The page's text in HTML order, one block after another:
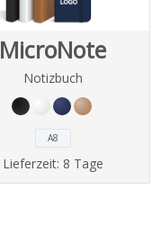
MicroNote
Notizbuch
A8
Lieferzeit: 8 Tage